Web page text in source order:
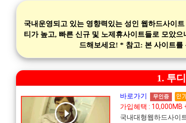
국내운영되고 있는 영향력있는 성인 웹하드사이
티가 높고, 빠른 신규 및 노제휴사이트들로 모았
드해보세요! * 참고: 본 사이트를
1. 투
바로가기 무인증
가입혜택 : 10,000MB
국내대형웹하드사이